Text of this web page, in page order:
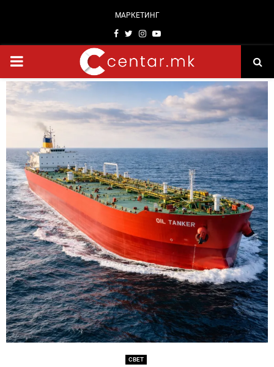
МАРКЕТИНГ
Facebook
TwitterInstagram
Youtube
PRIMARY
MENU
СВЕТ